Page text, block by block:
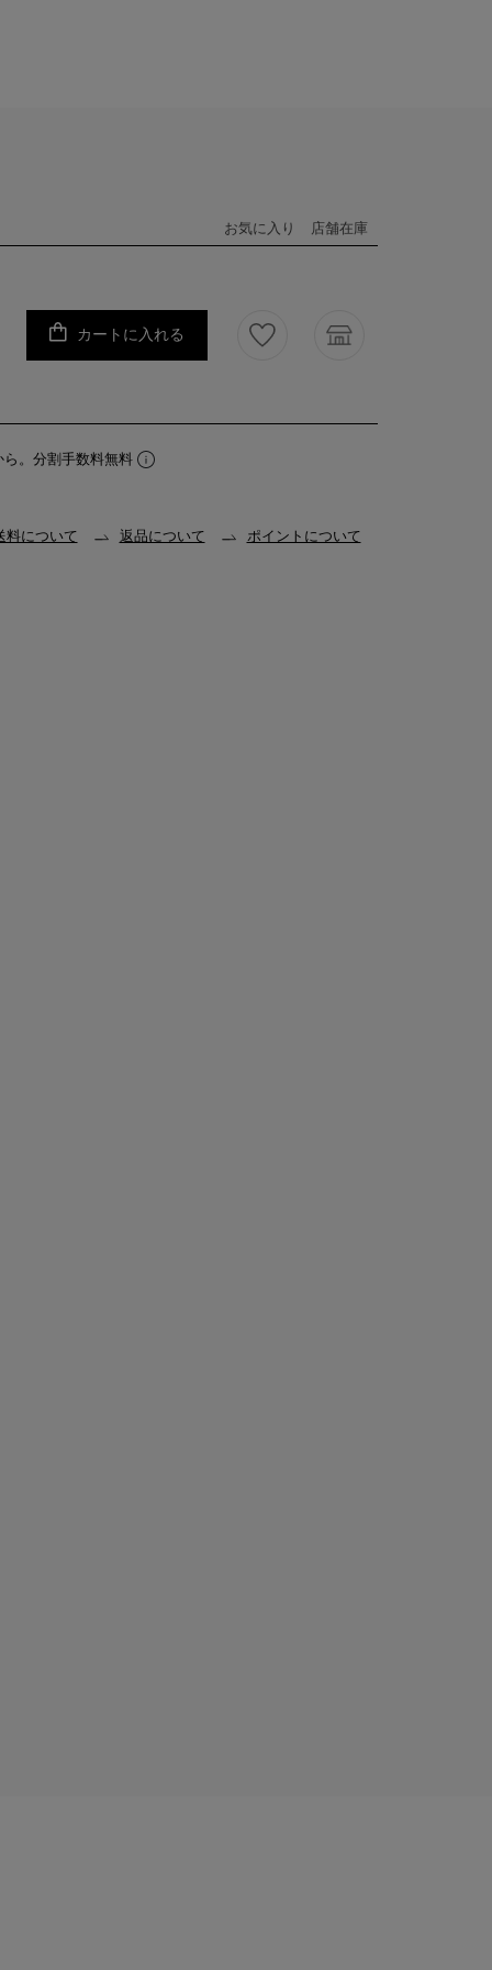
お気に入り 店舗在庫
カートに入れる
ら。分割手数料無料
料について 返品について ポイントについて